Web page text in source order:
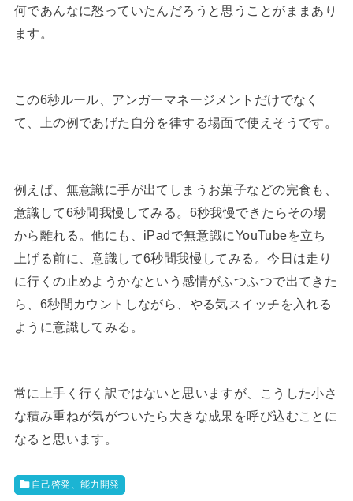
何であんなに怒っていたんだろうと思うことがままあり
ます。
この6秒ルール、アンガーマネージメントだけでなく
て、上の例であげた自分を律する場面で使えそうです。
例えば、無意識に手が出てしまうお菓子などの完食も、
意識して6秒間我慢してみる。6秒我慢できたらその場
から離れる。他にも、iPadで無意識にYouTubeを立ち
上げる前に、意識して6秒間我慢してみる。今日は走り
に行くの止めようかなという感情がふつふつで出てきた
ら、6秒間カウントしながら、やる気スイッチを入れる
ように意識してみる。
常に上手く行く訳ではないと思いますが、こうした小さ
な積み重ねが気がついたら大きな成果を呼び込むことに
なると思います。
自己啓発、能力開発